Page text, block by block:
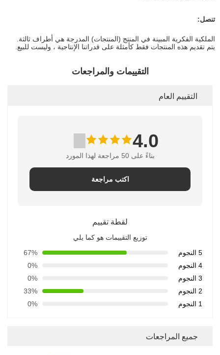
تنصل:
الملكية الفكرية المبينة في المنتج (المنتجات) المدرجة هي أطراف ثالثة.
يتم تقديم هذه المنتجات فقط كأمثلة على قدراتنا الإنتاجية ، وليست للبيع.
التقييمات والمراجعات
التقييم العام
4.0
بناءً على 50 مراجعة لهذا المورد
اكتب مراجعة
لقطة تقييم
توزيع التقييمات هو كما يلي
5 النجوم
67%
4 النجوم
0%
3 النجوم
0%
2 النجوم
33%
1 النجوم
0%
جميع المراجعات